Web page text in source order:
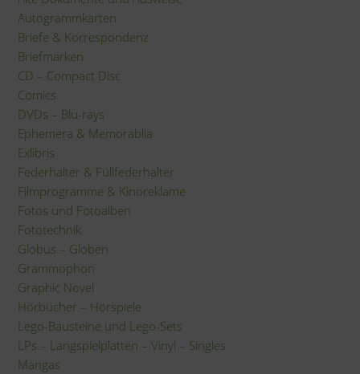
Autogrammkarten
Briefe & Korrespondenz
Briefmarken
CD – Compact Disc
Comics
DVDs – Blu-rays
Ephemera & Memorablia
Exlibris
Federhalter & Füllfederhalter
Filmprogramme & Kinoreklame
Fotos und Fotoalben
Fototechnik
Globus – Globen
Grammophon
Graphic Novel
Hörbücher – Hörspiele
Lego-Bausteine und Lego-Sets
LPs – Langspielplatten – Vinyl – Singles
Mangas